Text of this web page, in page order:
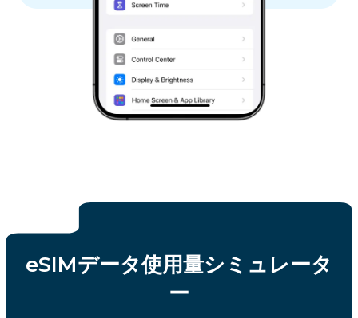
eSIMデータ使用量シミュレータ
ー